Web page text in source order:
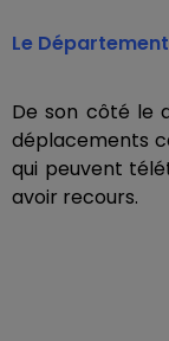
Le
De son côté le
déplacements
qui peuvent
avoir recours.